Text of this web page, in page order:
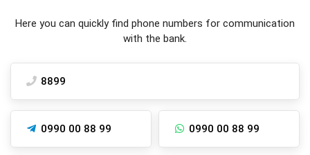
Here you can quickly find phone numbers for communication
with the bank.
8899
0990 00 88 99 0990 00 88 99